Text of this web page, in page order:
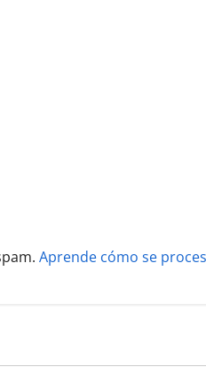
Aprende cómo se